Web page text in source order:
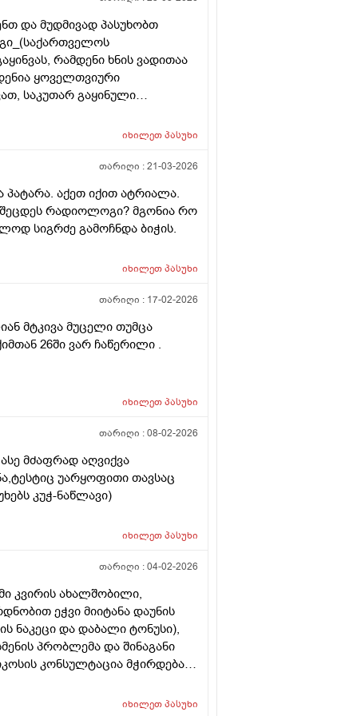
და მუდმივად პასუხობთ
რამდენი ხნის ვადითაა
ყოველთვიური
საკუთარ გაყინული
რომ ამიხსნათ ამ
იხილეთპასუხი
თარიღი :21-03-2026
პატარა. აქეთ იქით ატრიალა.
რადიოლოგი? მგონია რო
სიგრძე გამოჩნდა ბიჭის.
იხილეთპასუხი
თარიღი : 17-02-2026
მტკივა მუცელი თუმცა
26ში ვარ ჩაწერილი .
იხილეთპასუხი
თარიღი :08-02-2026
მძაფრად აღვიქვა
უარყოფითი თავსაც
კუჭ-ნაწლავი)
იხილეთპასუხი
თარიღი :04-02-2026
კვირის ახალშობილი,
ეჭვი მიიტანა დაუნის
ნაკეცი და დაბალი ტონუსი),
პრობლემა და შინაგანი
კონსულტაცია მჭირდება
იხილეთპასუხი